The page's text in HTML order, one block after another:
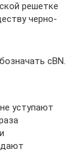
решетке
черно-
cBN.
уступают